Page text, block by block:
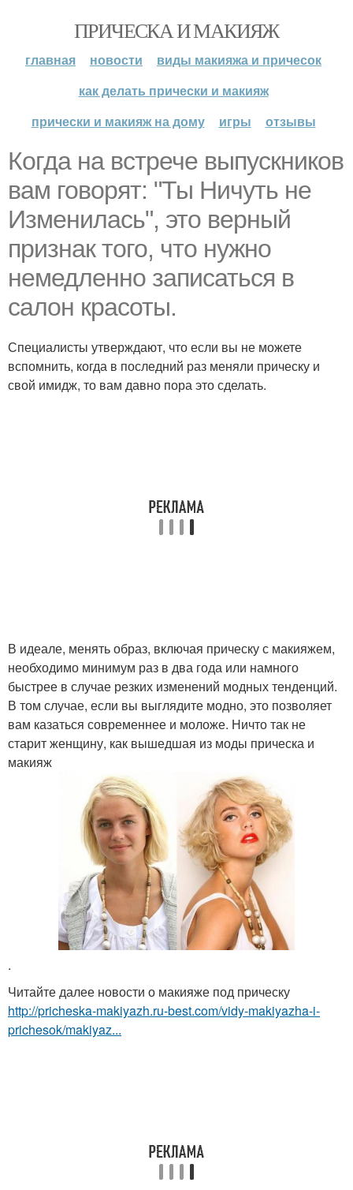
ПРИЧЕСКА И МАКИЯЖ
главная новости
виды макияжа и причесок
как делать прически и макияж
прически и макияж на дому
игры отзывы
Когда на встрече выпускников
вам говорят: "Ты Ничуть не
Изменилась", это верный
признак того, что нужно
немедленно записаться в
салон красоты.
Специалисты утверждают, что если вы не можете
вспомнить, когда в последний раз меняли прическу и
свой имидж, то вам давно пора это сделать.
В идеале, менять образ, включая прическу с макияжем,
необходимо минимум раз в два года или намного
быстрее в случае резких изменений модных тенденций.
В том случае, если вы выглядите модно, это позволяет
вам казаться современнее и моложе. Ничто так не
старит женщину, как вышедшая из моды прическа и
макияж
.
Читайте далее новости о макияже под прическу
http://pricheska-makiyazh.ru-best.com/vidy-makiyazha-i-
prichesok/makiyaz...